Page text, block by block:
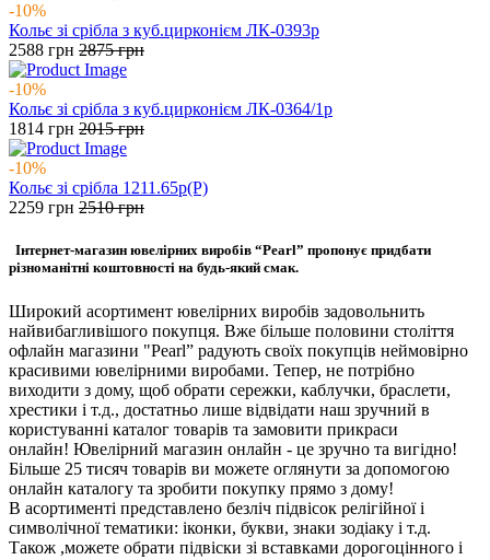
-10%
Кольє зі срібла з куб.цирконієм ЛК-0393р
2588 грн 2875грн
-10%
Кольє зі срібла з куб.цирконієм ЛК-0364/1р
1814 грн 2015грн
-10%
Кольє зі срібла 1211.65р(Р)
2259 грн 2510грн
Інтернет-магазин ювелірних виробів “Pearl” пропонує придбати
різноманітні коштовності на будь-який смак.
Широкий асортимент ювелірних виробів задовольнить
найвибагливішого покупця. Вже більше половини століття
офлайн магазини "Pearl” радують своїх покупців неймовірно
красивими ювелірними виробами. Тепер, не потрібно
виходити з дому, щоб обрати сережки, каблучки, браслети,
хрестики і т.д., достатньо лише відвідати наш зручний в
користуванні каталог товарів та замовити прикраси
онлайн! Ювелірний магазин онлайн - це зручно та вигідно!
Більше 25 тисяч товарів ви можете оглянути за допомогою
онлайн каталогу та зробити покупку прямо з дому!
В асортименті представлено безліч підвісок релігійної і
символічної тематики: іконки, букви, знаки зодіаку і т.д.
Також ,можете обрати підвіски зі вставками дорогоцінного і